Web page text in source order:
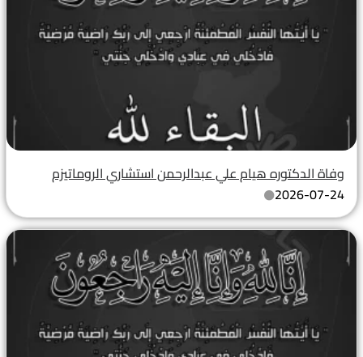
وفاة الدكتوره هيام علي عبدالرحمن استشاري الروماتيزم
2026-07-24